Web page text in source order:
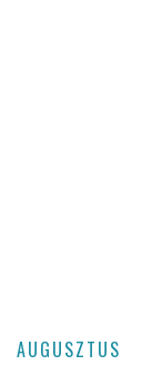
AUGUSZTUS